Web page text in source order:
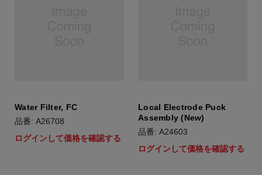
Water Filter, FC
品番: A26708
ログインして価格を確認する
Local Electrode Puck
Assembly (New)
品番: A24603
ログインして価格を確認する